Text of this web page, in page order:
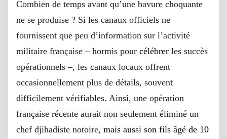
Combien de temps avant qu’une bavure choquante
ne se produise ? Si les canaux officiels ne
fournissent que peu d’information sur l’activité
militaire française – hormis pour célébrer les succès
opérationnels –, les canaux locaux offrent
occasionnellement plus de détails, souvent
difficilement vérifiables. Ainsi, une opération
française récente aurait non seulement éliminé un
chef djihadiste notoire, mais aussi son fils âgé de 10